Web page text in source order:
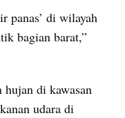
panas’ di wilayah
bagian barat,”
hujan di kawasan
udara di